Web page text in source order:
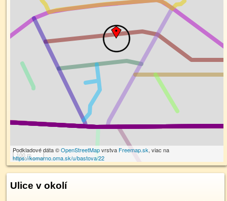
100 m
Podkladové dáta ©OpenStreetMapvrstva Freemap.sk, viac na
https://komarno.oma.sk/u/bastova/22
Ulice v okolí